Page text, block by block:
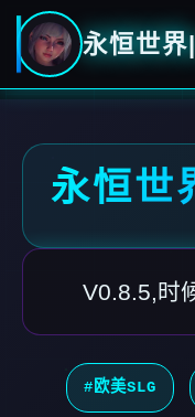
永恒世
永恒世
V0.8.5,时
#欧美SLG